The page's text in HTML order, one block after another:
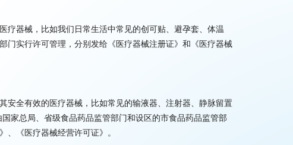
疗器械，比如我们日常生活中常见的创可贴、避孕套、体温
门实行许可管理，分别发给《医疗器械注册证》和《医疗器械
安全有效的医疗器械，比如常见的输液器、注射器、静脉留置
家总局、省级食品药品监管部门和设区的市食品药品监管部
《医疗器械经营许可证》。